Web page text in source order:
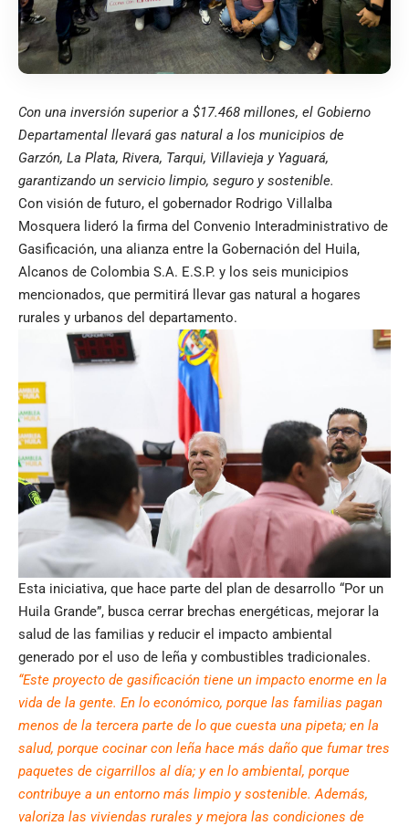
Con una inversión superior a $17.468 millones, el Gobierno
Departamental llevará gas natural a los municipios de
Garzón, La Plata, Rivera, Tarqui, Villavieja y Yaguará,
garantizando un servicio limpio, seguro y sostenible.
Con visión de futuro, el gobernador Rodrigo Villalba
Mosquera lideró la firma del Convenio Interadministrativo de
Gasificación, una alianza entre la Gobernación del Huila,
Alcanos de Colombia S.A. E.S.P. y los seis municipios
mencionados, que permitirá llevar gas natural a hogares
rurales y urbanos del departamento.
Esta iniciativa, que hace parte del plan de desarrollo “Por un
Huila Grande”, busca cerrar brechas energéticas, mejorar la
salud de las familias y reducir el impacto ambiental
generado por el uso de leña y combustibles tradicionales.
“Este proyecto de gasificación tiene un impacto enorme en la
vida de la gente. En lo económico, porque las familias pagan
menos de la tercera parte de lo que cuesta una pipeta; en la
salud, porque cocinar con leña hace más daño que fumar tres
paquetes de cigarrillos al día; y en lo ambiental, porque
contribuye a un entorno más limpio y sostenible. Además,
valoriza las viviendas rurales y mejora las condiciones de